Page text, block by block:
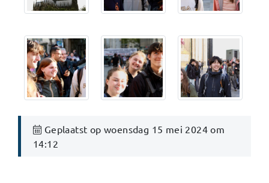
Geplaatst op woensdag 15 mei 2024 om
14:12